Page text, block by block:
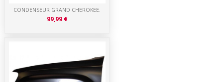
CONDENSEUR GRAND CHEROKEE.
99,99 €